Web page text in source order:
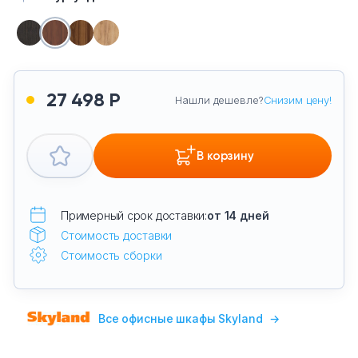
27 498 Р Нашли дешевле?Снизим цену!
В корзину
Примерный срок доставки:от 14 дней
Стоимость доставки
Стоимость сборки
Все офисные шкафы Skyland →